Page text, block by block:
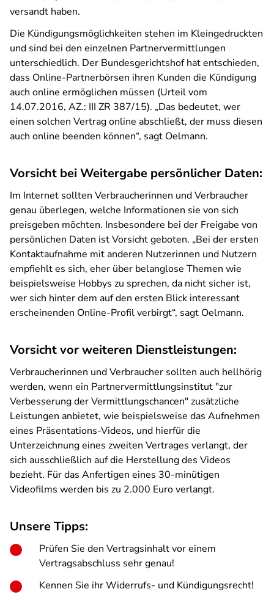
versandt haben.
Die Kündigungsmöglichkeiten stehen im Kleingedruckten
und sind bei den einzelnen Partnervermittlungen
unterschiedlich. Der Bundesgerichtshof hat entschieden,
dass Online-Partnerbörsen ihren Kunden die Kündigung
auch online ermöglichen müssen (Urteil vom
14.07.2016, AZ.: III ZR 387/15). „Das bedeutet, wer
einen solchen Vertrag online abschließt, der muss diesen
auch online beenden können“, sagt Oelmann.
Vorsicht bei Weitergabe persönlicher Daten:
Im Internet sollten Verbraucherinnen und Verbraucher
genau überlegen, welche Informationen sie von sich
preisgeben möchten. Insbesondere bei der Freigabe von
persönlichen Daten ist Vorsicht geboten. „Bei der ersten
Kontaktaufnahme mit anderen Nutzerinnen und Nutzern
empfiehlt es sich, eher über belanglose Themen wie
beispielsweise Hobbys zu sprechen, da nicht sicher ist,
wer sich hinter dem auf den ersten Blick interessant
erscheinenden Online-Profil verbirgt“, sagt Oelmann.
Vorsicht vor weiteren Dienstleistungen:
Verbraucherinnen und Verbraucher sollten auch hellhörig
werden, wenn ein Partnervermittlungsinstitut "zur
Verbesserung der Vermittlungschancen" zusätzliche
Leistungen anbietet, wie beispielsweise das Aufnehmen
eines Präsentations-Videos, und hierfür die
Unterzeichnung eines zweiten Vertrages verlangt, der
sich ausschließlich auf die Herstellung des Videos
bezieht. Für das Anfertigen eines 30-minütigen
Videofilms werden bis zu 2.000 Euro verlangt.
Unsere Tipps:
Prüfen Sie den Vertragsinhalt vor einem
Vertragsabschluss sehr genau!
Kennen Sie ihr Widerrufs- und Kündigungsrecht!